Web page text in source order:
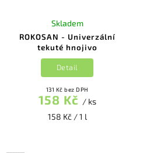
ROKOSAN - Univerzální
tekuté hnojivo
Skladem
131 Kč bez DPH
158 Kč / ks
158 Kč / 1 l
Detail